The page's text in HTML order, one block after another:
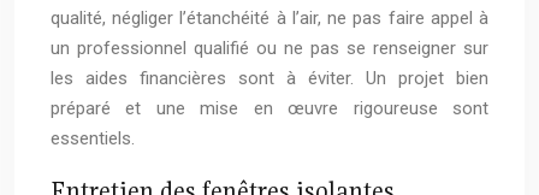
qualité, négliger l’étanchéité à l’air, ne pas faire appel à
un professionnel qualifié ou ne pas se renseigner sur
les aides financières sont à éviter. Un projet bien
préparé et une mise en œuvre rigoureuse sont
essentiels.